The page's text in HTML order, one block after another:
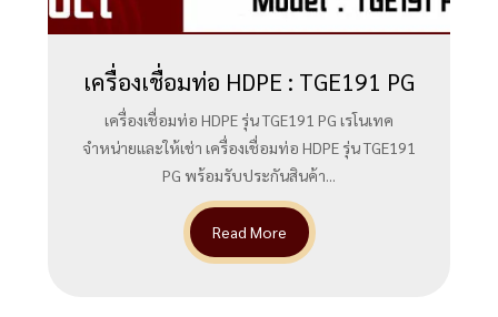
เครื่องเชื่อมท่อ HDPE : TGE191 PG
เครื่องเชื่อมท่อ HDPE รุ่น TGE191 PG เรโนเทค
จำหน่ายและให้เช่า เครื่องเชื่อมท่อ HDPE รุ่น TGE191
PG พร้อมรับประกันสินค้า...
Read More